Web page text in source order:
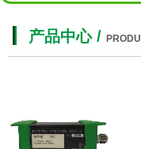
产品中心/